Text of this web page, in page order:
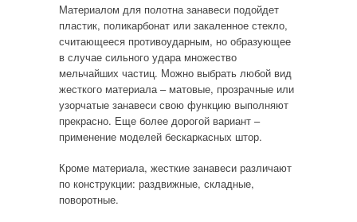
Материалом для полотна занавеси подойдет
пластик, поликарбонат или закаленное стекло,
считающееся противоударным, но образующее
в случае сильного удара множество
мельчайших частиц. Можно выбрать любой вид
жесткого материала – матовые, прозрачные или
узорчатые занавеси свою функцию выполняют
прекрасно. Еще более дорогой вариант –
применение моделей бескаркасных штор.
Кроме материала, жесткие занавеси различают
по конструкции: раздвижные, складные,
поворотные.